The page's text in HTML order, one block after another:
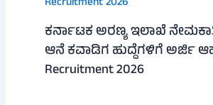
ಕರ್ನಾಟಕ ಅರಣ್ಯ ಇಲಾಖೆ
ಆನೆ ಕವಾಡಿಗ ಹುದ್ದೆಗಳಿಗೆ ಅರ್ಜಿ
Recruitment 2026